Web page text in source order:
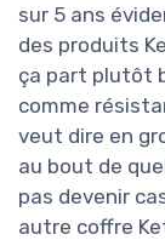
sur 5 ans
des produits
ça part plutôt
comme
veut dire en
au bout de
pas devenir
autre coffre